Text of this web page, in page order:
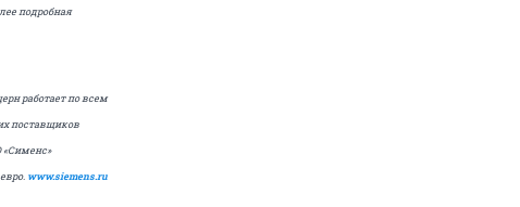
подробная
работает по всем
поставщиков
www.siemens.ru